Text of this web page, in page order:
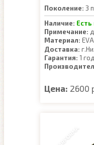
Поколение: 3
Наличие: Есть
Примечание:
Материал: EVA
Доставка:
Гарантия: 1 год
Цена: 2600